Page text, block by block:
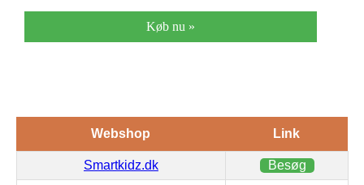
Køb nu »
Webshop Link
Smartkidz.dk Besøg